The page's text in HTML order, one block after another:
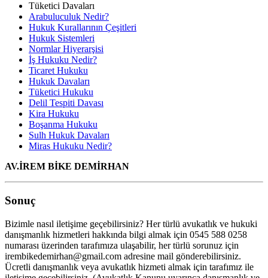
Tüketici Davaları
Arabuluculuk Nedir?
Hukuk Kurallarının Çeşitleri
Hukuk Sistemleri
Normlar Hiyerarşisi
İş Hukuku Nedir?
Ticaret Hukuku
Hukuk Davaları
Tüketici Hukuku
Delil Tespiti Davası
Kira Hukuku
Boşanma Hukuku
Sulh Hukuk Davaları
Miras Hukuku Nedir?
AV.İREM BİKE DEMİRHAN
Sonuç
Bizimle nasıl iletişime geçebilirsiniz? Her türlü avukatlık ve hukuki
danışmanlık hizmetleri hakkında bilgi almak için 0545 588 0258
numarası üzerinden tarafımıza ulaşabilir, her türlü sorunuz için
irembikedemirhan@gmail.com adresine mail gönderebilirsiniz.
Ücretli danışmanlık veya avukatlık hizmeti almak için tarafımız ile